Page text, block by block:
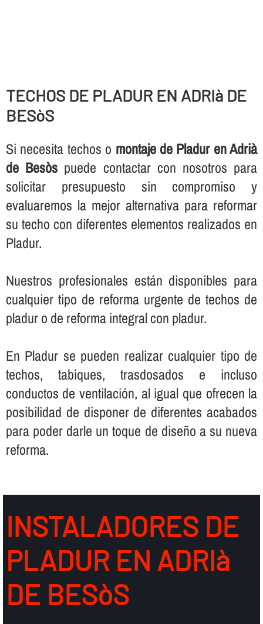
TECHOS DE PLADUR EN ADRIà DE
BESòS
Si necesita techos o montaje de Pladur en Adrià
de Besòs puede contactar con nosotros para
solicitar presupuesto sin compromiso y
evaluaremos la mejor alternativa para reformar
su techo con diferentes elementos realizados en
Pladur.
Nuestros profesionales están disponibles para
cualquier tipo de reforma urgente de techos de
pladur o de reforma integral con pladur.
En Pladur se pueden realizar cualquier tipo de
techos, tabiques, trasdosados e incluso
conductos de ventilación, al igual que ofrecen la
posibilidad de disponer de diferentes acabados
para poder darle un toque de diseño a su nueva
reforma.
INSTALADORES DE
PLADUR EN ADRIà
DE BESòS